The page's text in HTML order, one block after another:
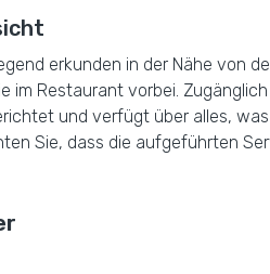
erkunden in der Nähe von
im Restaurant vorbei.
und verfügt über alles,
Sie, dass die aufgeführten